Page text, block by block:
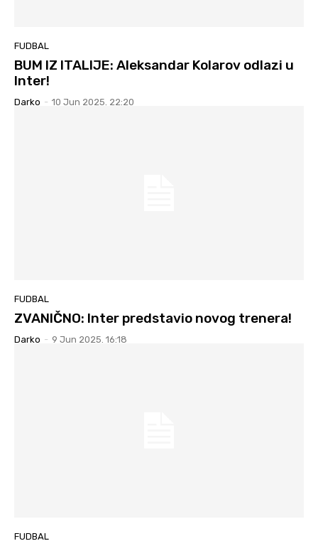
FUDBAL
BUM IZ ITALIJE: Aleksandar Kolarov odlazi u
Inter!
Darko - 10 Jun 2025. 22:20
FUDBAL
ZVANIČNO: Inter predstavio novog trenera!
Darko - 9 Jun 2025. 16:18
FUDBAL